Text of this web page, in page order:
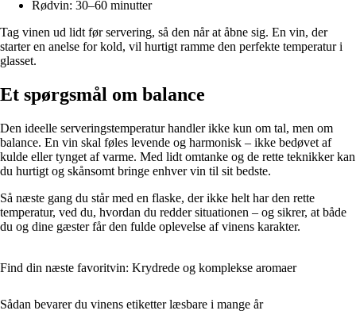
Rødvin: 30–60 minutter
Tag vinen ud lidt før servering, så den når at åbne sig. En vin, der
starter en anelse for kold, vil hurtigt ramme den perfekte temperatur i
glasset.
Et spørgsmål om balance
Den ideelle serveringstemperatur handler ikke kun om tal, men om
balance. En vin skal føles levende og harmonisk – ikke bedøvet af
kulde eller tynget af varme. Med lidt omtanke og de rette teknikker kan
du hurtigt og skånsomt bringe enhver vin til sit bedste.
Så næste gang du står med en flaske, der ikke helt har den rette
temperatur, ved du, hvordan du redder situationen – og sikrer, at både
du og dine gæster får den fulde oplevelse af vinens karakter.
Find din næste favoritvin: Krydrede og komplekse aromaer
Sådan bevarer du vinens etiketter læsbare i mange år